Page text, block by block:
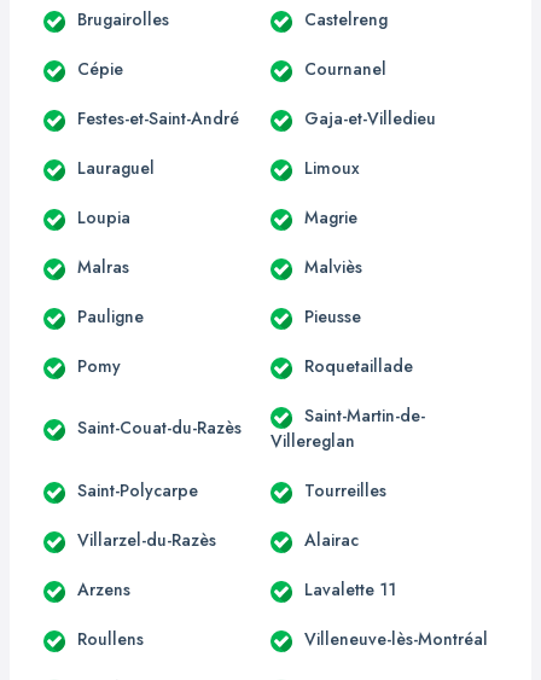
Brugairolles Castelreng
Cépie Cournanel
Festes-et-Saint-André Gaja-et-Villedieu
Lauraguel Limoux
Loupia Magrie
Malras Malviès
Pauligne Pieusse
Pomy Roquetaillade
Saint-Couat-du-Razès
Saint-Martin-de-
Villereglan
Saint-Polycarpe Tourreilles
Villarzel-du-Razès Alairac
Arzens Lavalette 11
Roullens Villeneuve-lès-Montréal